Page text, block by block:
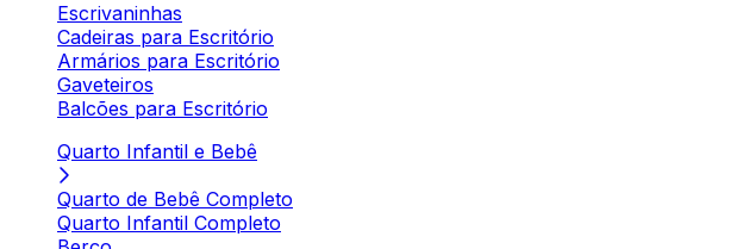
Escrivaninhas
Cadeiras para Escritório
Armários para Escritório
Gaveteiros
Balcões para Escritório
Quarto Infantil e Bebê
Quarto de Bebê Completo
Quarto Infantil Completo